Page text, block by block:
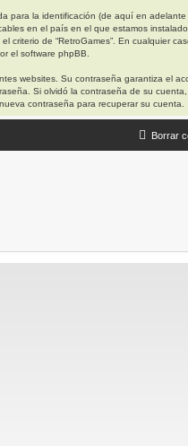
la identificación (de aquí en adelante
en el país en el que estamos
criterio de “RetroGames”. En cualquier
el software phpBB.
websites. Su contraseña garantiza el
Si olvidó la contraseña de su
contraseña para recuperar su cuenta.
Borrar